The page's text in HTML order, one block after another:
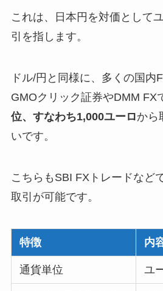
これは、日本円を対価として
引を指します。
ドル/円と同様に、多くの国内
GMOクリック証券やDMM FX
位、すなわち1,000ユーロから
いです。
こちらもSBI FXトレードなど
取引が可能です。
特徴 内
通貨単位 ユ